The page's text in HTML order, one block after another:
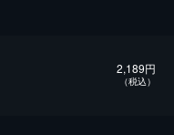
2,189円
（税込）